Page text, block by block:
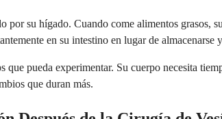
su hígado. Cuando come alimentos grasos,
en su intestino en lugar de almacenarse
pueda experimentar. Su cuerpo necesita
que duran más.